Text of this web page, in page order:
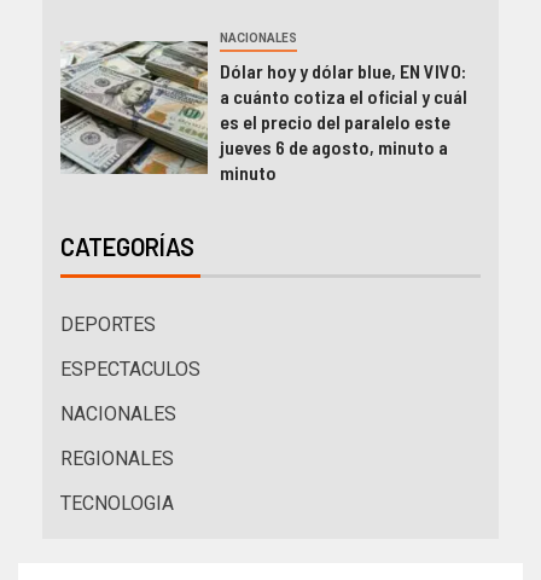
NACIONALES
Dólar hoy y dólar blue, EN VIVO:
a cuánto cotiza el oficial y cuál
es el precio del paralelo este
jueves 6 de agosto, minuto a
minuto
CATEGORÍAS
DEPORTES
ESPECTACULOS
NACIONALES
REGIONALES
TECNOLOGIA